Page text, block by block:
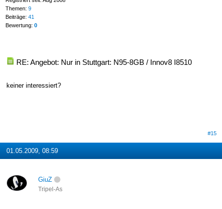
Themen: 9
Beiträge: 41
Bewertung: 0
RE: Angebot: Nur in Stuttgart: N95-8GB / Innov8 I8510
keiner interessiert?
#15
01.05.2009, 08:59
GiuZ
Tripel-As